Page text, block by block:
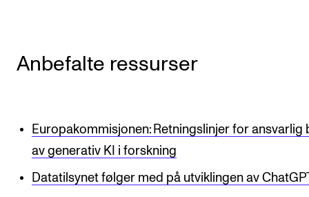
Anbefalte ressurser
Europakommisjonen: Retningslinjer for ansvarlig
av generativ KI i forskning
Datatilsynet følger med på utviklingen av